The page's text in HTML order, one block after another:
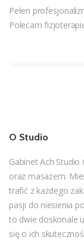
Pełen
Polecam
O Studio
Gabinet Ach
oraz masażem.
trafić z każdego
pasji do niesienia
to dwie doskonale
się o ich